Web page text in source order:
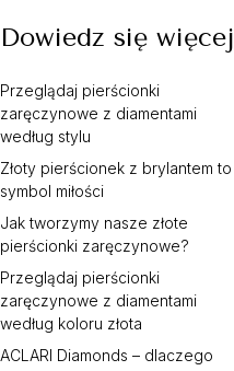
Dowiedz się więcej
Przeglądaj pierścionki
zaręczynowe z diamentami
według stylu
Złoty pierścionek z brylantem to
symbol miłości
Jak tworzymy nasze złote
pierścionki zaręczynowe?
Przeglądaj pierścionki
zaręczynowe z diamentami
według koloru złota
ACLARI Diamonds – dlaczego